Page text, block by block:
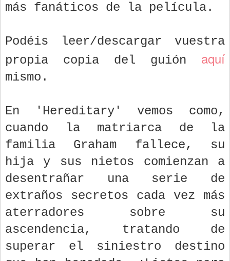
más fanáticos de la película.
Podéis leer/descargar vuestra
propia copia del guión aquí
mismo.
En 'Hereditary' vemos como,
cuando la matriarca de la
familia Graham fallece, su
hija y sus nietos comienzan a
desentrañar una serie de
extraños secretos cada vez más
aterradores sobre su
ascendencia, tratando de
superar el siniestro destino